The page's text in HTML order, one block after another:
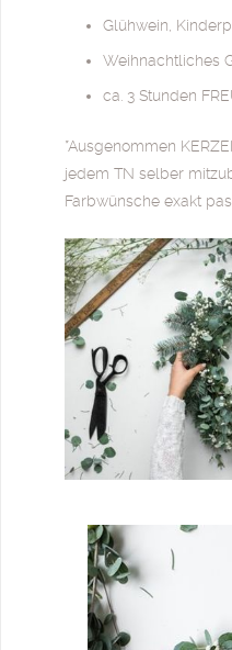
Glühwein,
Weihnachtliches
ca. 3 Stunden
*Ausgenommen
jedem TN selber
Farbwünsche exakt